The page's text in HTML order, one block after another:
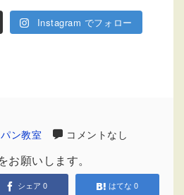
Instagram でフォロー
パン教室 コメントなし
お願いします。
シェア 0 はてな 0